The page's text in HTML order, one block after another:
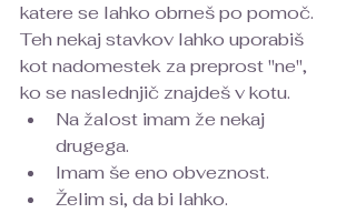
katere se lahko obrneš po pomoč.
Teh nekaj stavkov lahko uporabiš
kot nadomestek za preprost "ne",
ko se naslednjič znajdeš v kotu.
Na žalost imam že nekaj
drugega.
Imam še eno obveznost.
Želim si, da bi lahko.